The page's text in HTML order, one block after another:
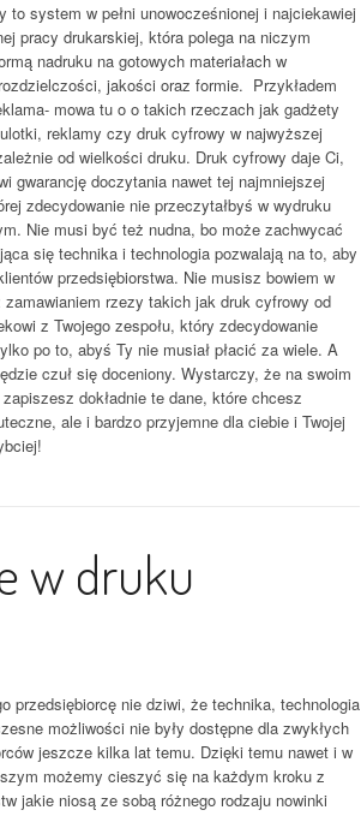
to system w pełni unowocześnionej i najciekawiej
pracy drukarskiej, która polega na niczym
nadruku na gotowych materiałach w
jakości oraz formie. Przykładem
mowa tu o o takich rzeczach jak gadżety
reklamy czy druk cyfrowy w najwyższej
od wielkości druku. Druk cyfrowy daje Ci,
gwarancję doczytania nawet tej najmniejszej
zdecydowanie nie przeczytałbyś w wydruku
Nie musi być też nudna, bo może zachwycać
się technika i technologia pozwalają na to, aby
przedsiębiorstwa. Nie musisz bowiem w
rzezy takich jak druk cyfrowy od
z Twojego zespołu, który zdecydowanie
po to, abyś Ty nie musiał płacić za wiele. A
czuł się doceniony. Wystarczy, że na swoim
dokładnie te dane, które chcesz
ale i bardzo przyjemne dla ciebie i Twojej
w druku
przedsiębiorcę nie dziwi, że technika, technologia
możliwości nie były dostępne dla zwykłych
jeszcze kilka lat temu. Dzięki temu nawet i w
możemy cieszyć się na każdym kroku z
jakie niosą ze sobą różnego rodzaju nowinki